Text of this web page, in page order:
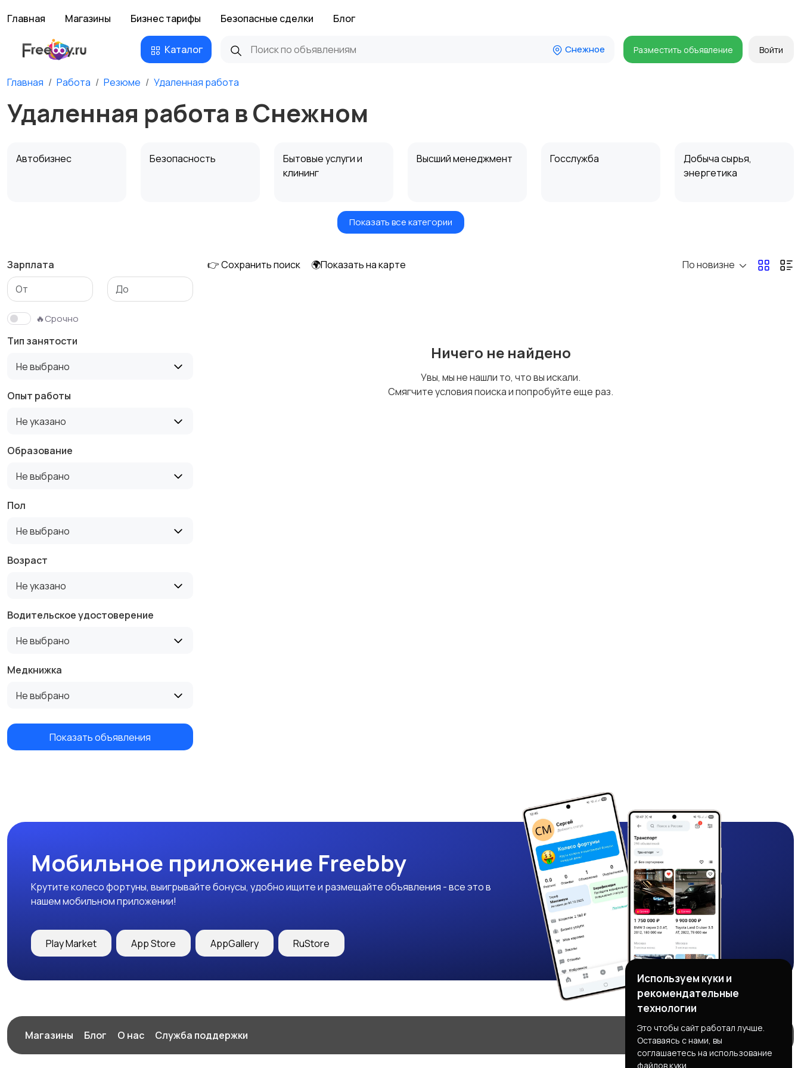
Главная Магазины Бизнес тарифы Безопасные сделки Блог
Каталог Снежное Разместить объявление Войти
Главная Работа Резюме Удаленная работа
Удаленная работа в Снежном
Автобизнес Безопасность
Бытовые услуги и
клининг
Высший менеджмент Госслужба
Добыча сырья,
энергетика
Информационные
Искусство и
Медицина Начало карьеры
Производство
Рестораны и
Показать все категории
Зарплата
🔥Срочно
Тип занятости
Не выбрано
Опыт работы
Не указано
Образование
Не выбрано
Пол
Не выбрано
Возраст
Не указано
Водительское удостоверение
Не выбрано
Медкнижка
Не выбрано
Показать объявления
👉 Сохранить поиск 🌍Показать на карте По новизне
Ничего не найдено
Увы, мы не нашли то, что вы искали.
Смягчите условия поиска и попробуйте еще раз.
Мобильное приложение Freebby
Крутите колесо фортуны, выигрывайте бонусы, удобно ищите и размещайте объявления - все это в
нашем мобильном приложении!
Play Market App Store AppGallery RuStore
Магазины Блог О нас Служба поддержки
Используем куки и
рекомендательные
технологии
Это чтобы сайт работал лучше.
Оставаясь с нами, вы
соглашаетесь на использование
файлов куки.